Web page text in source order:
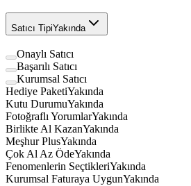
Satıcı TipiYakında
Onaylı Satıcı
Başarılı Satıcı
Kurumsal Satıcı
Hediye PaketiYakında
Kutu DurumuYakında
Fotoğraflı YorumlarYakında
Birlikte Al KazanYakında
Meşhur PlusYakında
Çok Al Az ÖdeYakında
Fenomenlerin SeçtikleriYakında
Kurumsal Faturaya UygunYakında